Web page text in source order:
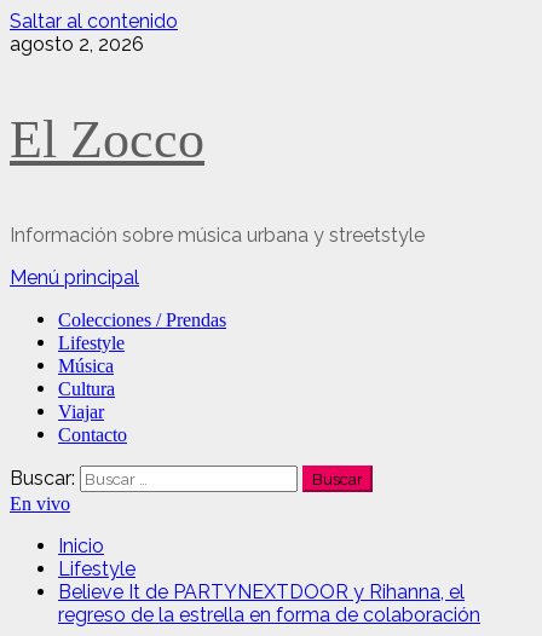
Saltar al contenido
agosto 2, 2026
El Zocco
Información sobre música urbana y streetstyle
Menú principal
Colecciones / Prendas
Lifestyle
Música
Cultura
Viajar
Contacto
Buscar:
En vivo
Inicio
Lifestyle
Believe It de PARTYNEXTDOOR y Rihanna, el
regreso de la estrella en forma de colaboración